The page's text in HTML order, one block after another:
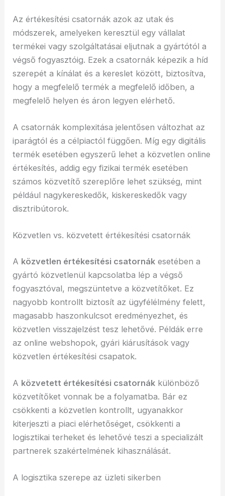
Az értékesítési csatornák azok az utak és
módszerek, amelyeken keresztül egy vállalat
termékei vagy szolgáltatásai eljutnak a gyártótól a
végső fogyasztóig. Ezek a csatornák képezik a híd
szerepét a kínálat és a kereslet között, biztosítva,
hogy a megfelelő termék a megfelelő időben, a
megfelelő helyen és áron legyen elérhető.
A csatornák komplexitása jelentősen változhat az
iparágtól és a célpiactól függően. Míg egy digitális
termék esetében egyszerű lehet a közvetlen online
értékesítés, addig egy fizikai termék esetében
számos közvetítő szereplőre lehet szükség, mint
például nagykereskedők, kiskereskedők vagy
disztribútorok.
Közvetlen vs. közvetett értékesítési csatornák
A közvetlen értékesítési csatornák esetében a
gyártó közvetlenül kapcsolatba lép a végső
fogyasztóval, megszüntetve a közvetítőket. Ez
nagyobb kontrollt biztosít az ügyfélélmény felett,
magasabb haszonkulcsot eredményezhet, és
közvetlen visszajelzést tesz lehetővé. Példák erre
az online webshopok, gyári kiárusítások vagy
közvetlen értékesítési csapatok.
A közvetett értékesítési csatornák különböző
közvetítőket vonnak be a folyamatba. Bár ez
csökkenti a közvetlen kontrollt, ugyanakkor
kiterjeszti a piaci elérhetőséget, csökkenti a
logisztikai terheket és lehetővé teszi a specializált
partnerek szakértelmének kihasználását.
A logisztika szerepe az üzleti sikerben